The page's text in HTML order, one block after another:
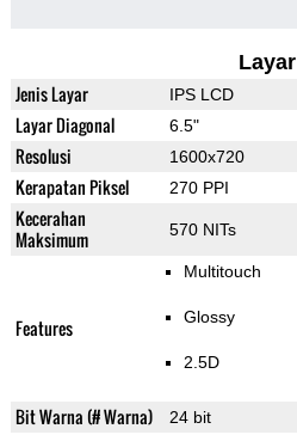
Layar
Jenis Layar IPS LCD
Layar Diagonal 6.5"
Resolusi 1600x720
Kerapatan Piksel 270 PPI
Kecerahan
Maksimum
570 NITs
Features
Multitouch
Glossy
2.5D
Bit Warna (# Warna) 24 bit